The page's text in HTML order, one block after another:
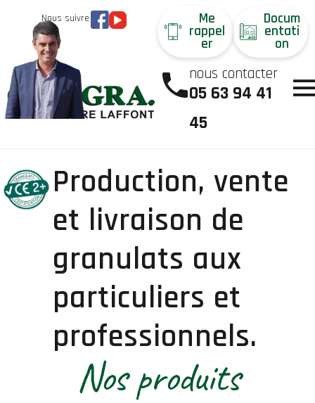
Nous suivre Me
rappel
er
Docum
entati
on
nous contacter
05 63 94 41
45
Production, vente
et livraison de
granulats aux
particuliers et
professionnels.
Nos produits